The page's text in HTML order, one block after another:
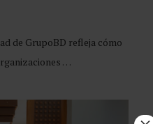
de GrupoBD refleja cómo
…